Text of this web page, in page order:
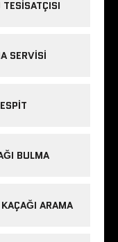
SERVISI
BULMA
ARAMA